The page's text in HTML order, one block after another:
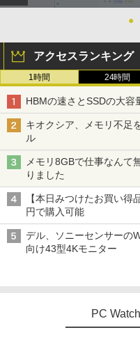
●
アクセスランキング
1時間 24時間
HBMの速さとSSDの大容
キオクシア、メモリ不足
ル
メモリ8GBで仕事なん
りました
【本日みつけたお買い
円で購入可能
デル、ソニーセンサーの
向け43型4Kモニター
PC